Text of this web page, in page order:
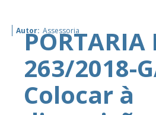
Autor: Assessoria
PORTARIA
263/2018-
Colocar à